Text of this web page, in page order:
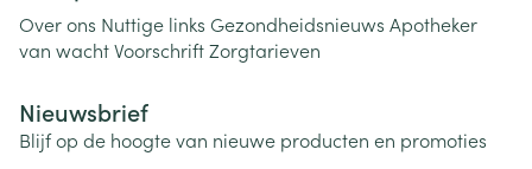
Over ons Nuttige links Gezondheidsnieuws Apotheker
van wachtVoorschriftZorgtarieven
Nieuwsbrief
Blijf op de hoogte van nieuwe producten en promoties